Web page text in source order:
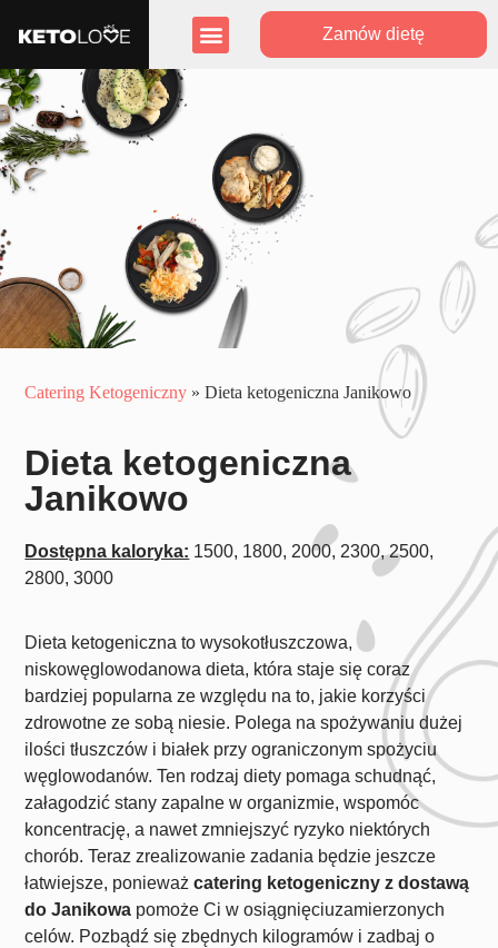
Zamów dietę
Catering Ketogeniczny »Dieta ketogeniczna Janikowo
Dieta ketogeniczna
Janikowo
Dostępna kaloryka: 1500, 1800, 2000, 2300, 2500,
2800, 3000
Dieta ketogeniczna to wysokotłuszczowa,
niskowęglowodanowa dieta, która staje się coraz
bardziej popularna ze względu na to, jakie korzyści
zdrowotne ze sobą niesie. Polega na spożywaniu dużej
ilości tłuszczów i białek przy ograniczonym spożyciu
węglowodanów. Ten rodzaj diety pomaga schudnąć,
załagodzić stany zapalne w organizmie, wspomóc
koncentrację, a nawet zmniejszyć ryzyko niektórych
chorób. Teraz zrealizowanie zadania będzie jeszcze
łatwiejsze, ponieważcatering ketogeniczny z dostawą
do Janikowa pomoże Ci w osiągnięciuzamierzonych
celów. Pozbądź się zbędnych kilogramów i zadbaj o